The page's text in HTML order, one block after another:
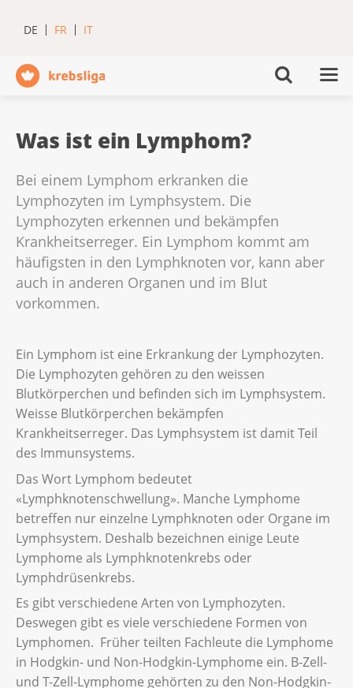
DE FR IT
Was ist ein Lymphom?
Bei einem Lymphom erkranken die
Lymphozyten im Lymphsystem. Die
Lymphozyten erkennen und bekämpfen
Krankheitserreger. Ein Lymphom kommt am
häufigsten in den Lymphknoten vor, kann aber
auch in anderen Organen und im Blut
vorkommen.
Ein Lymphom ist eine Erkrankung der Lymphozyten.
Die Lymphozyten gehören zu den weissen
Blutkörperchen und befinden sich im Lymphsystem.
Weisse Blutkörperchen bekämpfen
Krankheitserreger. Das Lymphsystem ist damit Teil
des Immunsystems.
Das Wort Lymphom bedeutet
«Lymphknotenschwellung». Manche Lymphome
betreffen nur einzelne Lymphknoten oder Organe im
Lymphsystem. Deshalb bezeichnen einige Leute
Lymphome als Lymphknotenkrebs oder
Lymphdrüsenkrebs.
Es gibt verschiedene Arten von Lymphozyten.
Deswegen gibt es viele verschiedene Formen von
Lymphomen. Früher teilten Fachleute die Lymphome
in Hodgkin- und Non-Hodgkin-Lymphome ein. B-Zell-
und T-Zell-Lymphome gehörten zu den Non-Hodgkin-